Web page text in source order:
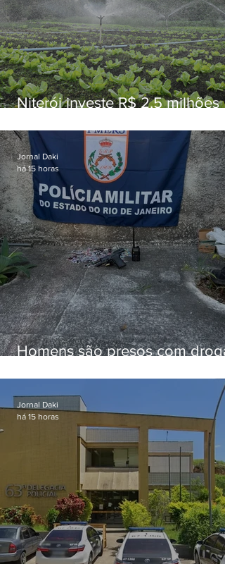
Niterói investe R$ 2,5 milhões
familiar para merenda escolar
Homens são presos com
Jornal Daki
há 15 horas
Jornal Daki
há 15 horas